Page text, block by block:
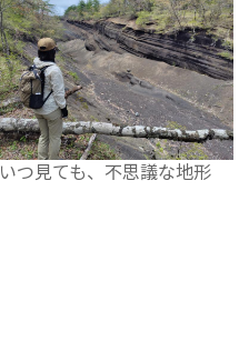
いつ見ても、不思議な地形